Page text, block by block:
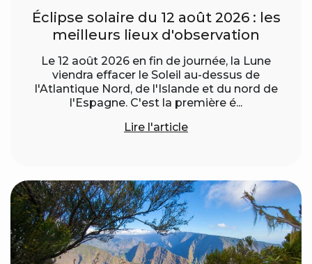
Éclipse solaire du 12 août 2026 : les
meilleurs lieux d'observation
Le 12 août 2026 en fin de journée, la Lune
viendra effacer le Soleil au-dessus de
l'Atlantique Nord, de l'Islande et du nord de
l'Espagne. C'est la première é...
Lire l'article